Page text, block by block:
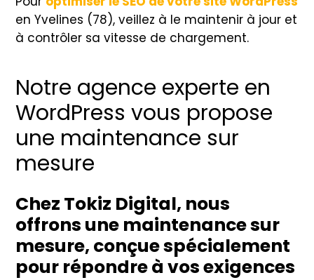
en Yvelines (78), veillez à le maintenir à jour et
à contrôler sa vitesse de chargement.
Notre agence experte en
WordPress vous propose
une maintenance sur
mesure
Chez Tokiz Digital, nous
offrons une maintenance sur
mesure, conçue spécialement
pour répondre à vos exigences